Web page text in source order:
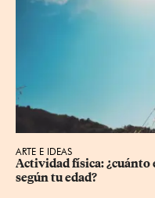
ARTE E IDEAS
Actividad física: ¿cuánto
según tu edad?